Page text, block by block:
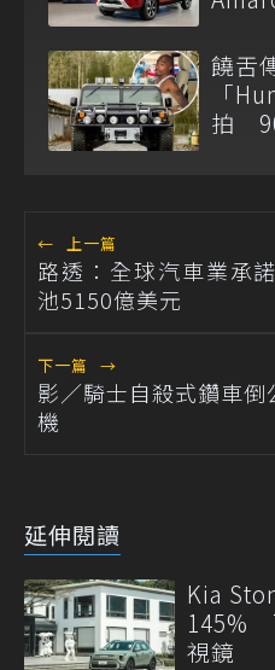
饒舌
「
拍
← 上一篇
路透：全球汽車業承
池5150億美元
下一篇 →
影／騎士自殺式鑽車
機
延伸閱讀
Kia
145%
視鏡